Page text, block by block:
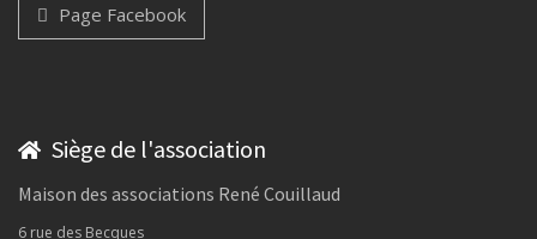
Page Facebook
Siège de l'association
Maison des associations René Couillaud
6 rue des Becques